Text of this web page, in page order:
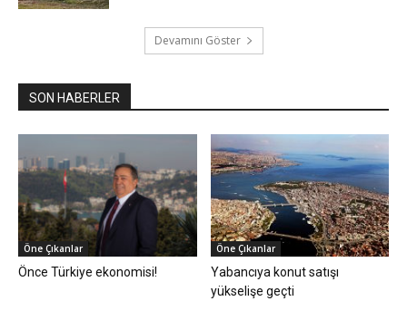
Devamını Göster
SON HABERLER
Öne Çıkanlar
Önce Türkiye ekonomisi!
Öne Çıkanlar
Yabancıya konut satışı
yükselişe geçti